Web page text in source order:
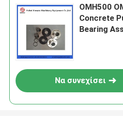
OMH500
Concrete
Bearing
Να συνεχίσει